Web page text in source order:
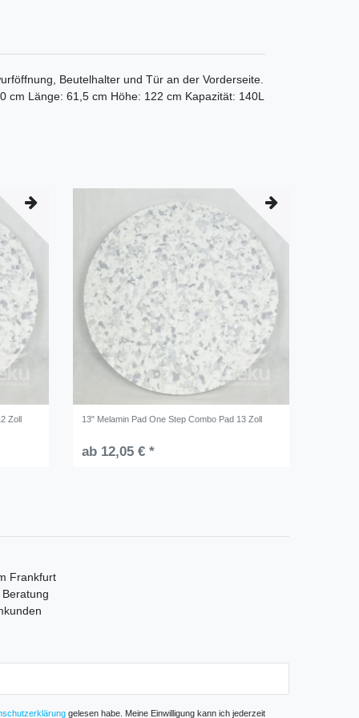
Beutelhalter und Tür an der Vorderseite.
cm Länge: 61,5 cm Höhe: 122 cm Kapazität: 140L
Zoll 13" Melamin Pad One Step Combo Pad 13 Zoll
ab 12,05 € *
Frankfurt
gelesen habe. Meine Einwilligung kann ich jederzeit